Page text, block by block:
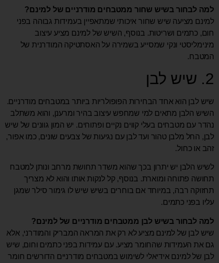
למה לבחור בשיש שחור ממטבחים מודרניים של למינם?
למינם מציעה שיש שחור איכותי שמתאפיין בעמידות גבוהה בפני
חום, כתמים ושריטות. בנוסף, השיש של למינם מציע עיצוב
מינימליסטי ונקי שמסייע בשמירה על האסתטיקה המודרנית של
המטבח.
2. שיש לבן
שיש לבן הוא אחד הבחירות הפופולריות ביותר במטבחים מודרניים.
השיש הלבן מתאים למי שמחפש עיצוב בהיר ומרענן, והוא משתלב
נהדר עם מטבחים בעלי קווים נקיים ופתוחים. יש המון גוונים של שיש
לבן, החל מלבן טהור ועד לבן עם נגיעות של צבעים שונים, כמו אפור,
זהב או כחול.
לשיש הלבן יש יתרון בכך שהוא משדר תחושת מרחב ונותן למטבח
תחושה פתוחה ומוארת. בנוסף, קל לנקות אותו והוא לא מצריך
תחזוקה רבה, במיוחד אם בוחרים בשיש שיש לו גימור סילר שמגן
עליו בפני כתמים.
למה לבחור בשיש לבן ממטבחים מודרניים של למינם?
שיש לבן של למינם מציע לא רק את המראה המבריק והמודרני, אלא
גם את העמידות שהחומר מציע. עם עמידות בפני כתמים וחום, שיש
לבן של למינם אידיאלי לשימוש במטבחים מודרניים הדורשים חומר